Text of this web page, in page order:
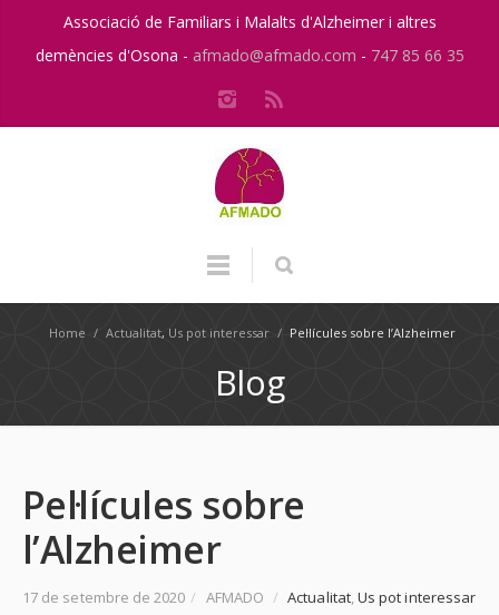
Associació de Familiars i Malalts d'Alzheimer i altres
demències d'Osona - afmado@afmado.com - 747 85 66 35
Home / Actualitat, Us pot interessar / Pel·lícules sobre l’Alzheimer
Blog
Pel·lícules sobre
l’Alzheimer
17 de setembre de 2020 / AFMADO / Actualitat,Us pot interessar